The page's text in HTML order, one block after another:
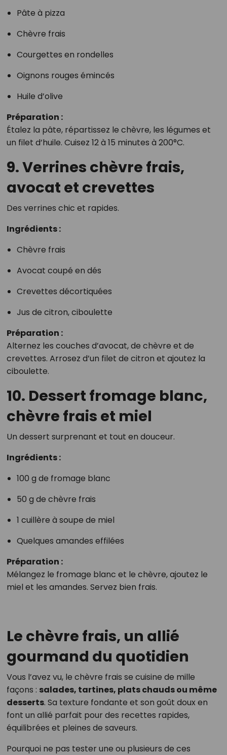
Pâte à pizza
Chèvre frais
Courgettes en rondelles
Oignons rouges émincés
Huile d’olive
Préparation :
Étalez la pâte, répartissez le chèvre, les légumes et
un filet d’huile. Cuisez 12 à 15 minutes à 200°C.
9. Verrines chèvre frais,
avocat et crevettes
Des verrines chic et rapides.
Ingrédients :
Chèvre frais
Avocat coupé en dés
Crevettes décortiquées
Jus de citron, ciboulette
Préparation :
Alternez les couches d’avocat, de chèvre et de
crevettes. Arrosez d’un filet de citron et ajoutez la
ciboulette.
10. Dessert fromage blanc,
chèvre frais et miel
Un dessert surprenant et tout en douceur.
Ingrédients :
100 g de fromage blanc
50 g de chèvre frais
1 cuillère à soupe de miel
Quelques amandes effilées
Préparation :
Mélangez le fromage blanc et le chèvre, ajoutez le
miel et les amandes. Servez bien frais.
Le chèvre frais, un allié
gourmand du quotidien
Vous l’avez vu, le chèvre frais se cuisine de mille
façons : salades, tartines, plats chauds ou même
desserts. Sa texture fondante et son goût doux en
font un allié parfait pour des recettes rapides,
équilibrées et pleines de saveurs.
Pourquoi ne pas tester une ou plusieurs de ces